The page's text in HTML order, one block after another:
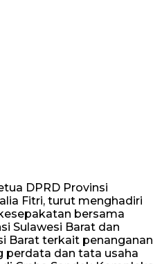
DPRD Provinsi
Fitri, turut menghadiri
bersama
Sulawesi Barat dan
Barat terkait penanganan
perdata dan tata usaha